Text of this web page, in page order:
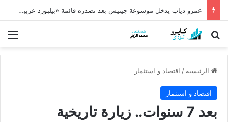
عمرو دياب يدخل موسوعة جينيس بعد تصدره قائمة «بيلبورد عربية» لـ68 أسبوعًا
بحث عن
الرئيسية / اقتصاد و استثمار
اقتصاد و استثمار
بعد 7 سنوات.. زيارة تاريخية